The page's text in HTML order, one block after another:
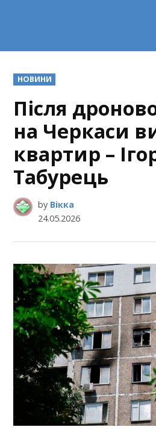
POSTED
IN
НОВИНИ
Після
на Черкаси
квартир –
Табурець
by Вікка
24.05.2026